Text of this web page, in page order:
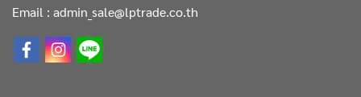
Email : admin_sale@lptrade.co.th